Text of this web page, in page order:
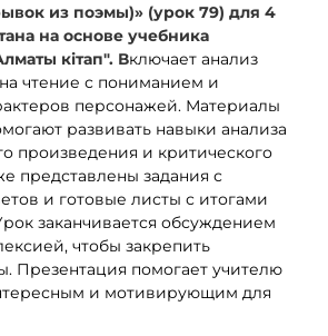
из поэмы)» (урок 79) для 4
на основе учебника
кітап". Включает анализ
на чтение с пониманием и
персонажей. Материалы
развивать навыки анализа
произведения и критического
представлены задания с
и готовые листы с итогами
заканчивается обсуждением
чтобы закрепить
Презентация помогает учителю
и мотивирующим для